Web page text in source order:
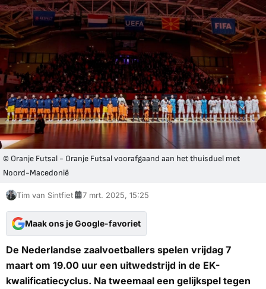
© Oranje Futsal - Oranje Futsal voorafgaand aan het thuisduel met
Noord-Macedonië
Tim van Sintfiet 7 mrt. 2025, 15:25
Maak ons je Google-favoriet
De Nederlandse zaalvoetballers spelen vrijdag 7
maart om 19.00 uur een uitwedstrijd in de EK-
kwalificatiecyclus. Na tweemaal een gelijkspel tegen